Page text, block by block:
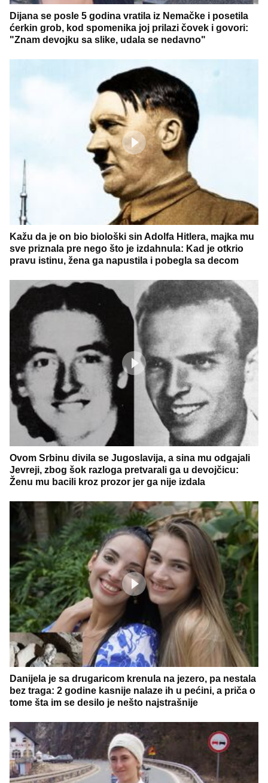
Dijana se posle 5 godina vratila iz Nemačke i posetila
ćerkin grob, kod spomenika joj prilazi čovek i govori:
"Znam devojku sa slike, udala se nedavno"
Kažu da je on bio biološki sin Adolfa Hitlera, majka mu
sve priznala pre nego što je izdahnula: Kad je otkrio
pravu istinu, žena ga napustila i pobegla sa decom
Ovom Srbinu divila se Jugoslavija, a sina mu odgajali
Jevreji, zbog šok razloga pretvarali ga u devojčicu:
Ženu mu bacili kroz prozor jer ga nije izdala
Danijela je sa drugaricom krenula na jezero, pa nestala
bez traga: 2 godine kasnije nalaze ih u pećini, a priča o
tome šta im se desilo je nešto najstrašnije